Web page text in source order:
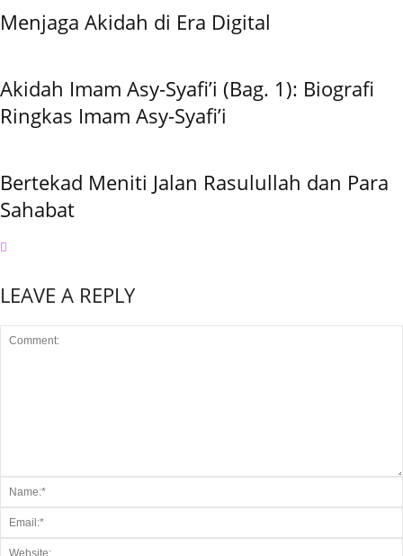
Menjaga Akidah di Era Digital
Akidah Imam Asy-Syafi’i (Bag. 1): Biografi
Ringkas Imam Asy-Syafi’i
Bertekad Meniti Jalan Rasulullah dan Para
Sahabat
LEAVE A REPLY